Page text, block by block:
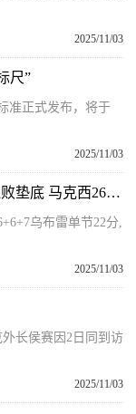
2025/11/03
尺”
准正式发布，将于
2025/11/03
当前资讯!恩比德轮休76人大胜送篮网6连败垫底 马克西26+6+7乌布雷单节22分
乌布雷单节22分,
2025/11/03
长侯赛因2日同到访
2025/11/03